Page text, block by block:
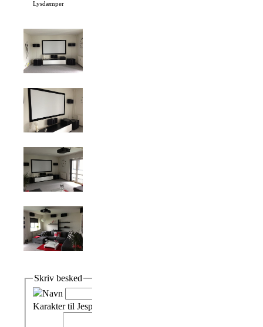
Lysdæmper
Skriv besked
Navn
Karakter til Jespers hjemmebiograf